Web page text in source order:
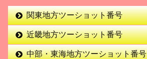
関東地方ツーショット番号
近畿地方ツーショット番号
中部・東海地方ツーショット番号